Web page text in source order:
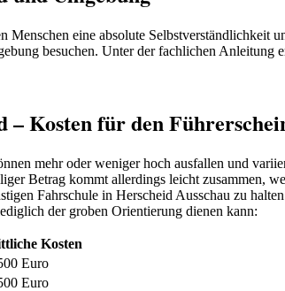
Menschen eine absolute Selbstverständlichkeit
besuchen. Unter der fachlichen
– Kosten für den
mehr oder weniger hoch ausfallen und
Betrag kommt allerdings leicht zusammen,
Fahrschule in Herscheid Ausschau zu
der groben Orientierung dienen kann:
Kosten
Euro
Euro